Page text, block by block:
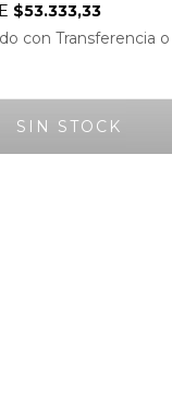
$53.333,33
con Transferencia